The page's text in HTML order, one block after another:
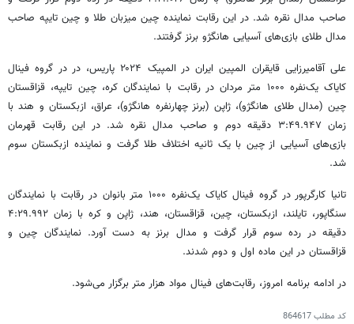
صاحب مدال نقره شد. در این رقابت نماینده چین میزبان طلا و چین تایپه صاحب
مدال طلای بازی‌های آسیایی هانگژو برنز گرفتند.
علیآقامیرزایی قایقران المپین
ایران در المپیک ۲۰۲۴ پاریس، در در گروه فینال
کایاک یک‌نفره ۱۰۰۰ متر مردان در رقابت با نمایندگان کره، چین تایپه، قزاقستان
چین (مدال طلای هانگژو)، ژاپن (برنز چهارنفره هانگژو)، عراق، ازبکستان و هند با
زمان ۳:۴۹.۹۴۷ دقیقه دوم و صاحب مدال نقره شد. در این رقابت قهرمان
بازی‌های آسیایی از چین با یک ثانیه اختلاف طلا گرفت و نماینده ازبکستان سوم
شد.
تانیا کارگرپور
در گروه فینال کایاک یک‌نفره ۱۰۰۰ متر بانوان در رقابت با نمایندگان
سنگاپور، تایلند، ازبکستان، چین، قزاقستان، هند، ژاپن و کره با زمان ۴:۲۹.۹۹۲
دقیقه در رده سوم قرار گرفت و مدال برنز به دست آورد. نمایندگان چین و
قزاقستان در این ماده اول و دوم شدند.
در ادامه برنامه امروز، رقابت‌های فینال مواد هزار متر برگزار می‌شود.
کد مطلب864617